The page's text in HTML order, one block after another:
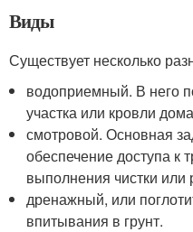
Виды
Существует несколько
водоприемный. В него
участка или кровли
смотровой. Основная
обеспечение доступа к
выполнения чистки или
дренажный, или
впитывания в грунт.